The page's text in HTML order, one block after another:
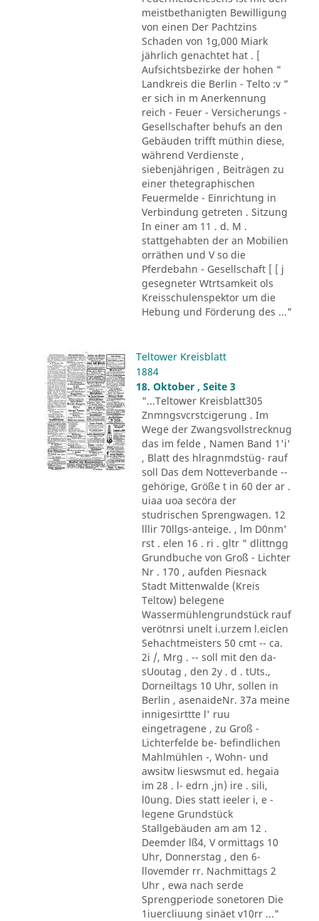
meistbethanigten Bewilligung
von einen Der Pachtzins
Schaden von 1g,000 Miark
jährlich genachtet hat . [
Aufsichtsbezirke der hohen "
Landkreis die Berlin - Telto :v "
er sich in m Anerkennung
reich - Feuer - Versicherungs -
Gesellschafter behufs an den
Gebäuden trifft müthin diese,
während Verdienste ,
siebenjährigen , Beiträgen zu
einer thetegraphischen
Feuermelde - Einrichtung in
Verbindung getreten . Sitzung
In einer am 11 . d. M .
stattgehabten der an Mobilien
orräthen und V so die
Pferdebahn - Gesellschaft [ [ j
gesegneter Wtrtsamkeit ols
Kreisschulenspektor um die
Hebung und Förderung des ..."
Teltower Kreisblatt
1884
18. Oktober , Seite 3
"...Teltower Kreisblatt305
Znmngsvcrstcigerung . Im
Wege der Zwangsvollstrecknug
das im felde , Namen Band 1'i'
, Blatt des hlragnmdstüg- rauf
soll Das dem Notteverbande --
gehörige, Größe t in 60 der ar .
uiaa uoa secöra der
studrischen Sprengwagen. 12
lllir 70llgs-anteige. , lm D0nm'
rst . elen 16 . ri . gltr " dlittngg
Grundbuche von Groß - Lichter
Nr . 170 , aufden Piesnack
Stadt Mittenwalde (Kreis
Teltow) belegene
Wassermühlengrundstück rauf
verötnrsi unelt i.urzem l.eiclen
Sehachtmeisters 50 cmt -- ca.
2i /, Mrg . -- soll mit den da-
sUoutag , den 2y . d . tUts.,
Dorneiltags 10 Uhr, sollen in
Berlin , asenaideNr. 37a meine
innigesirttte l' ruu
eingetragene , zu Groß -
Lichterfelde be- befindlichen
Mahlmühlen -, Wohn- und
awsitw lieswsmut ed. hegaia
im 28 . l- edrn ,jn) ire . sili,
l0ung. Dies statt ieeler i, e -
legene Grundstück
Stallgebäuden am am 12 .
Deemder lß4, V ormittags 10
Uhr, Donnerstag , den 6-
llovemder rr. Nachmittags 2
Uhr , ewa nach serde
Sprengperiode sonetoren Die
1iuercliuung sinäet v10rr ..."